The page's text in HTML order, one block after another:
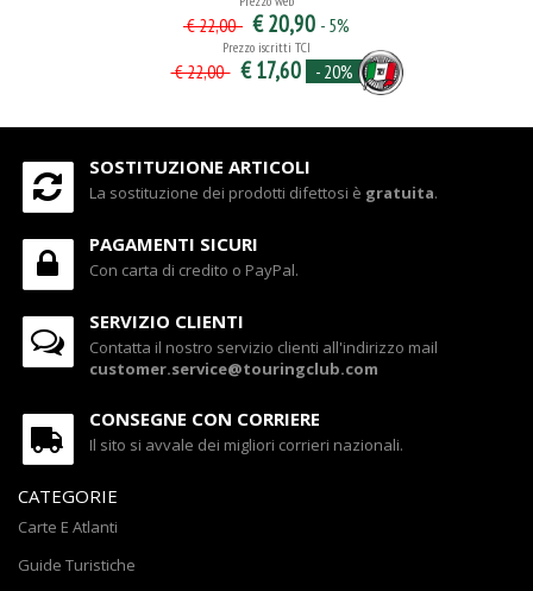
€ 22,00 € 20,90 - 5%
Prezzo iscritti TCI
€ 22,00 € 17,60 - 20%
SOSTITUZIONE ARTICOLI
La sostituzione dei prodotti difettosi è gratuita.
PAGAMENTI SICURI
Con carta di credito o PayPal.
SERVIZIO CLIENTI
Contatta il nostro servizio clienti all'indirizzo mail
customer.service@touringclub.com
CONSEGNE CON CORRIERE
Il sito si avvale dei migliori corrieri nazionali.
CATEGORIE
Carte E Atlanti
Guide Turistiche